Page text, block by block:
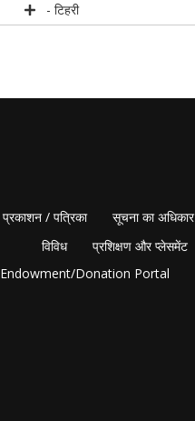
- टिहरी
प्रकाशन / पत्रिका सूचना का अधिकार
विविध
प्रशिक्षण और प्लेसमेंट
Endowment/Donation Portal